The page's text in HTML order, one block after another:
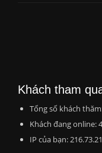
Khách tham
Tổng số khách
Khách đang online:
IP của bạn: